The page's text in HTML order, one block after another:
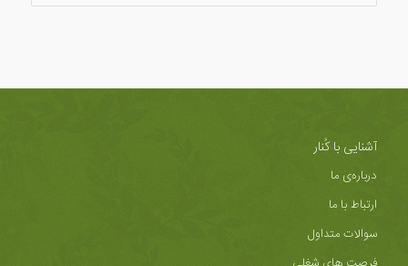
آشنایی با کُنار
درباره‌ی ما
ارتباط با ما
سوالات متداول